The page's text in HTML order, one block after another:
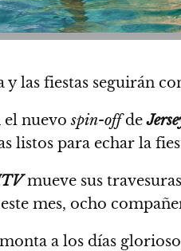
y las fiestas seguirán
el nuevospin-offde
listos para echar la
mueve sus
mes, ocho
a los días